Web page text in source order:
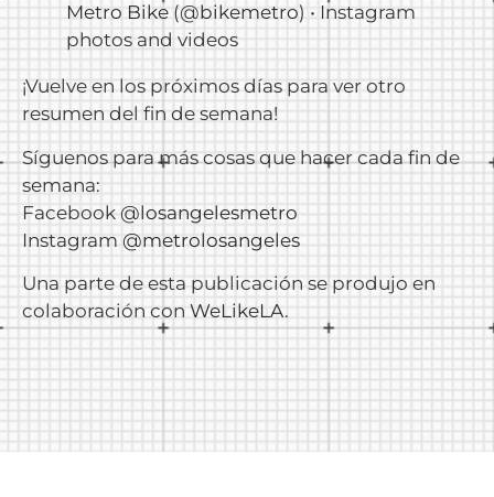
Metro Bike (@bikemetro) • Instagram
photos and videos
¡Vuelve en los próximos días para ver otro
resumen del fin de semana!
Síguenos para más cosas que hacer cada fin de
semana:
Facebook @losangelesmetro
Instagram @metrolosangeles
Una parte de esta publicación se produjo en
colaboración con WeLikeLA.